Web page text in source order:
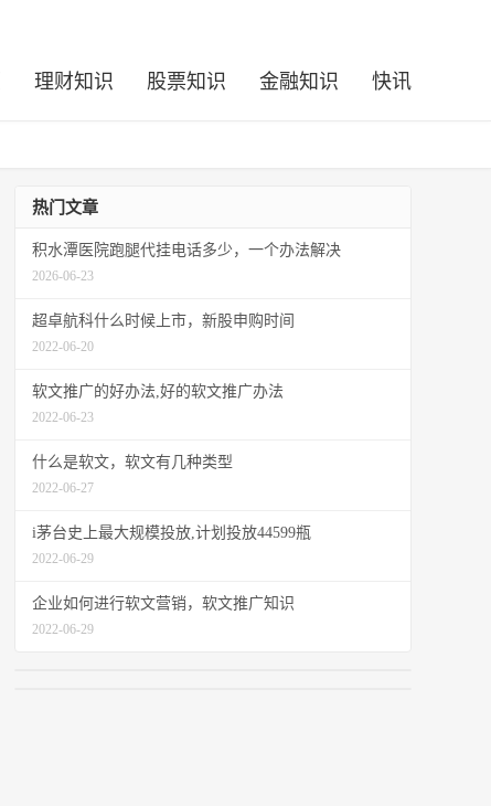
理财知识 股票知识 金融知识 快讯
热门文章
积水潭医院跑腿代挂电话多少，一个办法解决
2026-06-23
超卓航科什么时候上市，新股申购时间
2022-06-20
软文推广的好办法,好的软文推广办法
2022-06-23
什么是软文，软文有几种类型
2022-06-27
i茅台史上最大规模投放,计划投放44599瓶
2022-06-29
企业如何进行软文营销，软文推广知识
2022-06-29